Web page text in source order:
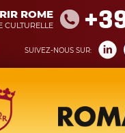
ROME
CULTURELLE
SUIVEZ-NOUS SUR: